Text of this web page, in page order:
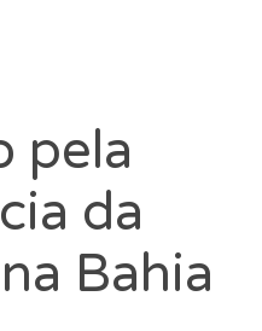
pela
da
Bahia